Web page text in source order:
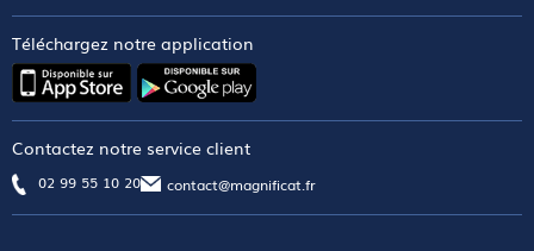
Téléchargez notre application
Contactez notre service client
02 99 55 10 20 contact@magnificat.fr